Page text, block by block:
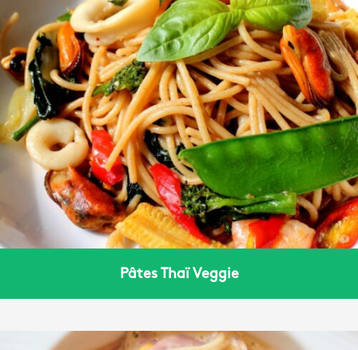
Pâtes Thaï Veggie